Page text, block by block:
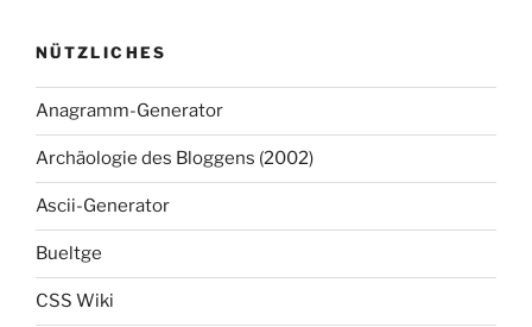
NÜTZLICHES
Anagramm-Generator
Archäologie des Bloggens (2002)
Ascii-Generator
Bueltge
CSS Wiki